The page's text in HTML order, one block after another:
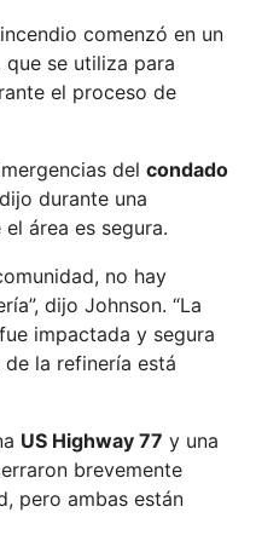
comenzó en un
que se utiliza para
el proceso de
del condado
dijo durante una
área es segura.
no hay
dijo Johnson. “La
impactada y segura
la refinería está
US Highway 77 y una
brevemente
pero ambas están